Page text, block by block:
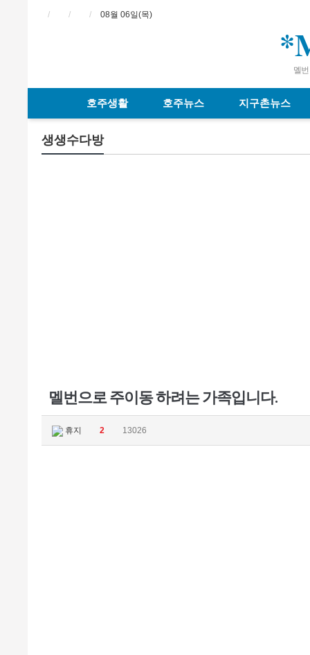
08월 06일(목)
멜
호주생활 호주뉴스 지구촌뉴스
생생수다방
멜번으로 주이동 하려는 가족입니다.
휴지 2 13026